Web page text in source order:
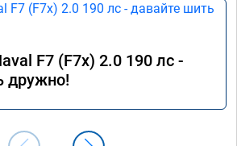
F7 (F7x) 2.0 190 лс -
дружно!